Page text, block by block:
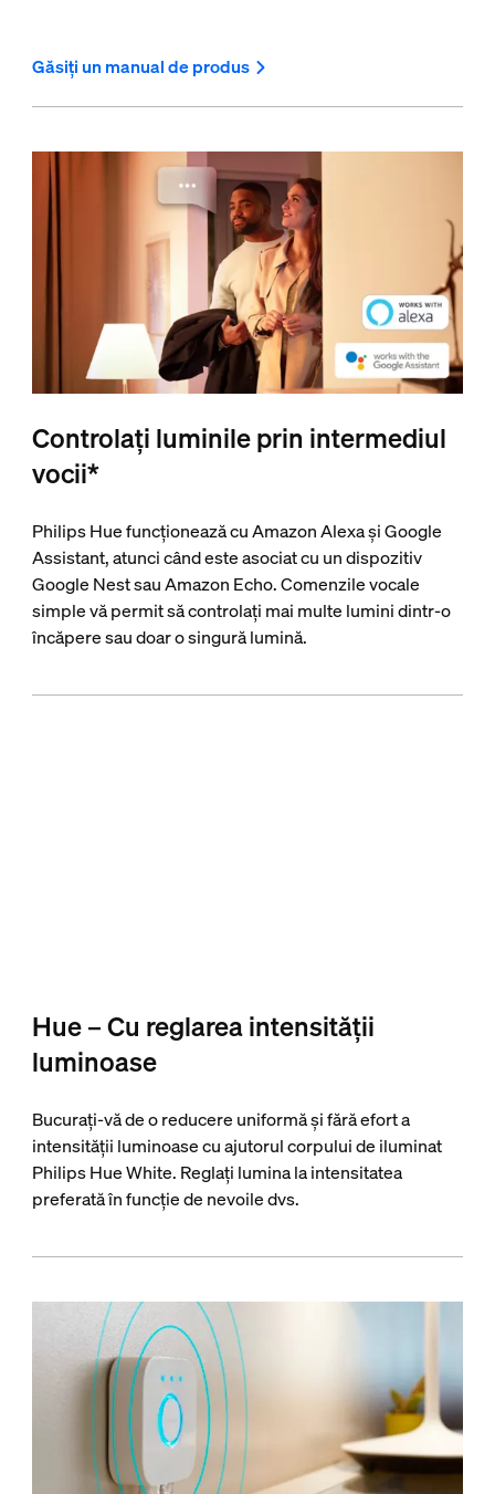
Găsiți un manual de produs
Controlați luminile prin intermediul
vocii*
Philips Hue funcționează cu Amazon Alexa și Google
Assistant, atunci când este asociat cu un dispozitiv
Google Nest sau Amazon Echo. Comenzile vocale
simple vă permit să controlați mai multe lumini dintr-o
încăpere sau doar o singură lumină.
Hue – Cu reglarea intensității
luminoase
Bucurați-vă de o reducere uniformă și fără efort a
intensității luminoase cu ajutorul corpului de iluminat
Philips Hue White. Reglați lumina la intensitatea
preferată în funcție de nevoile dvs.